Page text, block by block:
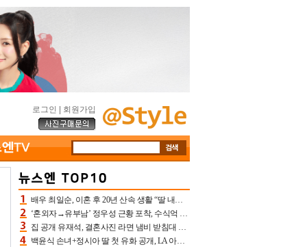
로그인 회원가입
배우 최일순, 이혼 후 20년 산속 생활 “딸 내가 버렸다고 원망‥맘 아파”(특종)[어제TV]
‘혼외자→유부남’ 정우성 근황 포착, 수식억 해킹 피해 후배 만났다 “존경하는”
집 공개 유재석, 결혼사진 라면 냄비 받침대 되고 분노‥가족사진도 피해(놀뭐)[어제TV]
백윤식 손녀+정시아 딸 첫 유화 공개, LA 아트쇼→서울국제조각페스타 작가다운 수준급 실력